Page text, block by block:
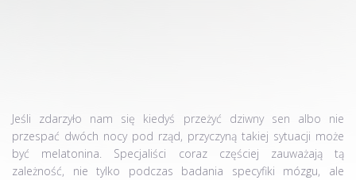
Jeśli zdarzyło nam się kiedyś przeżyć dziwny sen albo nie
przespać dwóch nocy pod rząd, przyczyną takiej sytuacji może
być melatonina. Specjaliści coraz częściej zauważają tą
zależność, nie tylko podczas badania specyfiki mózgu, ale